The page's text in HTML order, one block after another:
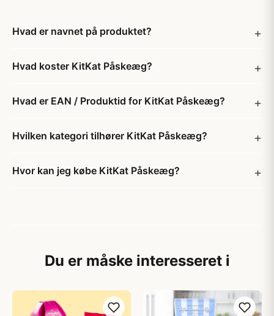
Hvad er navnet på produktet?
Hvad koster KitKat Påskeæg?
Hvad er EAN / Produktid for KitKat Påskeæg?
Hvilken kategori tilhører KitKat Påskeæg?
Hvor kan jeg købe KitKat Påskeæg?
Du er måske interesseret i